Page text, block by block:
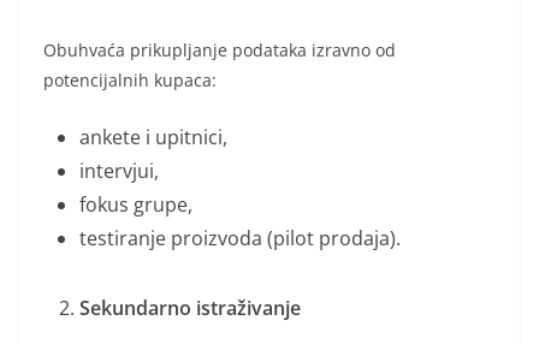
Obuhvaća prikupljanje podataka izravno od
potencijalnih kupaca:
ankete i upitnici,
intervjui,
fokus grupe,
testiranje proizvoda (pilot prodaja).
Sekundarno istraživanje